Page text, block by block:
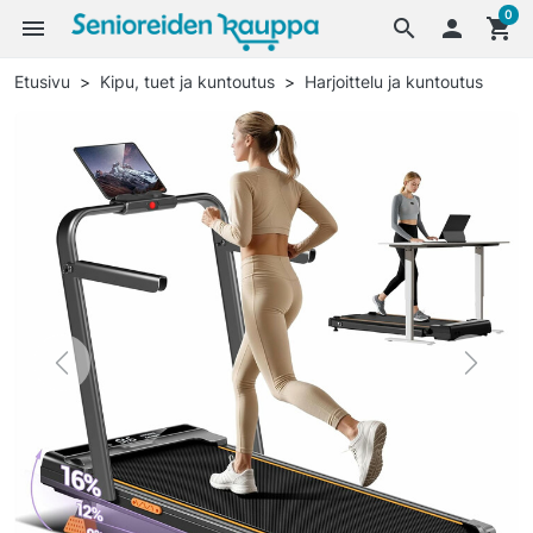
search
menu  shopping_cart
0
Etusivu Kipu, tuet ja kuntoutus Harjoittelu ja kuntoutus
Previous Next